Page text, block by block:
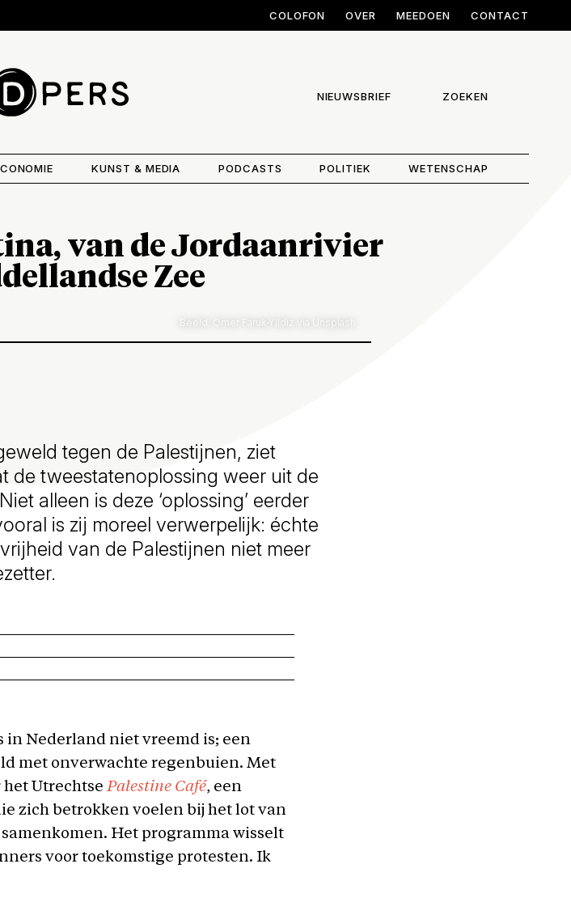
COLOFON OVER MEEDOEN CONTACT
NIEUWSBRIEF ZOEKEN
KUNST & MEDIA PODCASTS POLITIEK WETENSCHAP
van de Jordaanrivier
Zee
Beeld: Omer Faruk-Yildiz via Unsplash
tegen de Palestijnen, ziet
de tweestatenoplossing weer uit de
alleen is deze ‘oplossing’ eerder
is zij moreel verwerpelijk: échte
van de Palestijnen niet meer
in Nederland niet vreemd is; een
met onverwachte regenbuien. Met
Utrechtse Palestine Café, een
zich betrokken voelen bij het lot van
Het programma wisselt
voor toekomstige protesten. Ik